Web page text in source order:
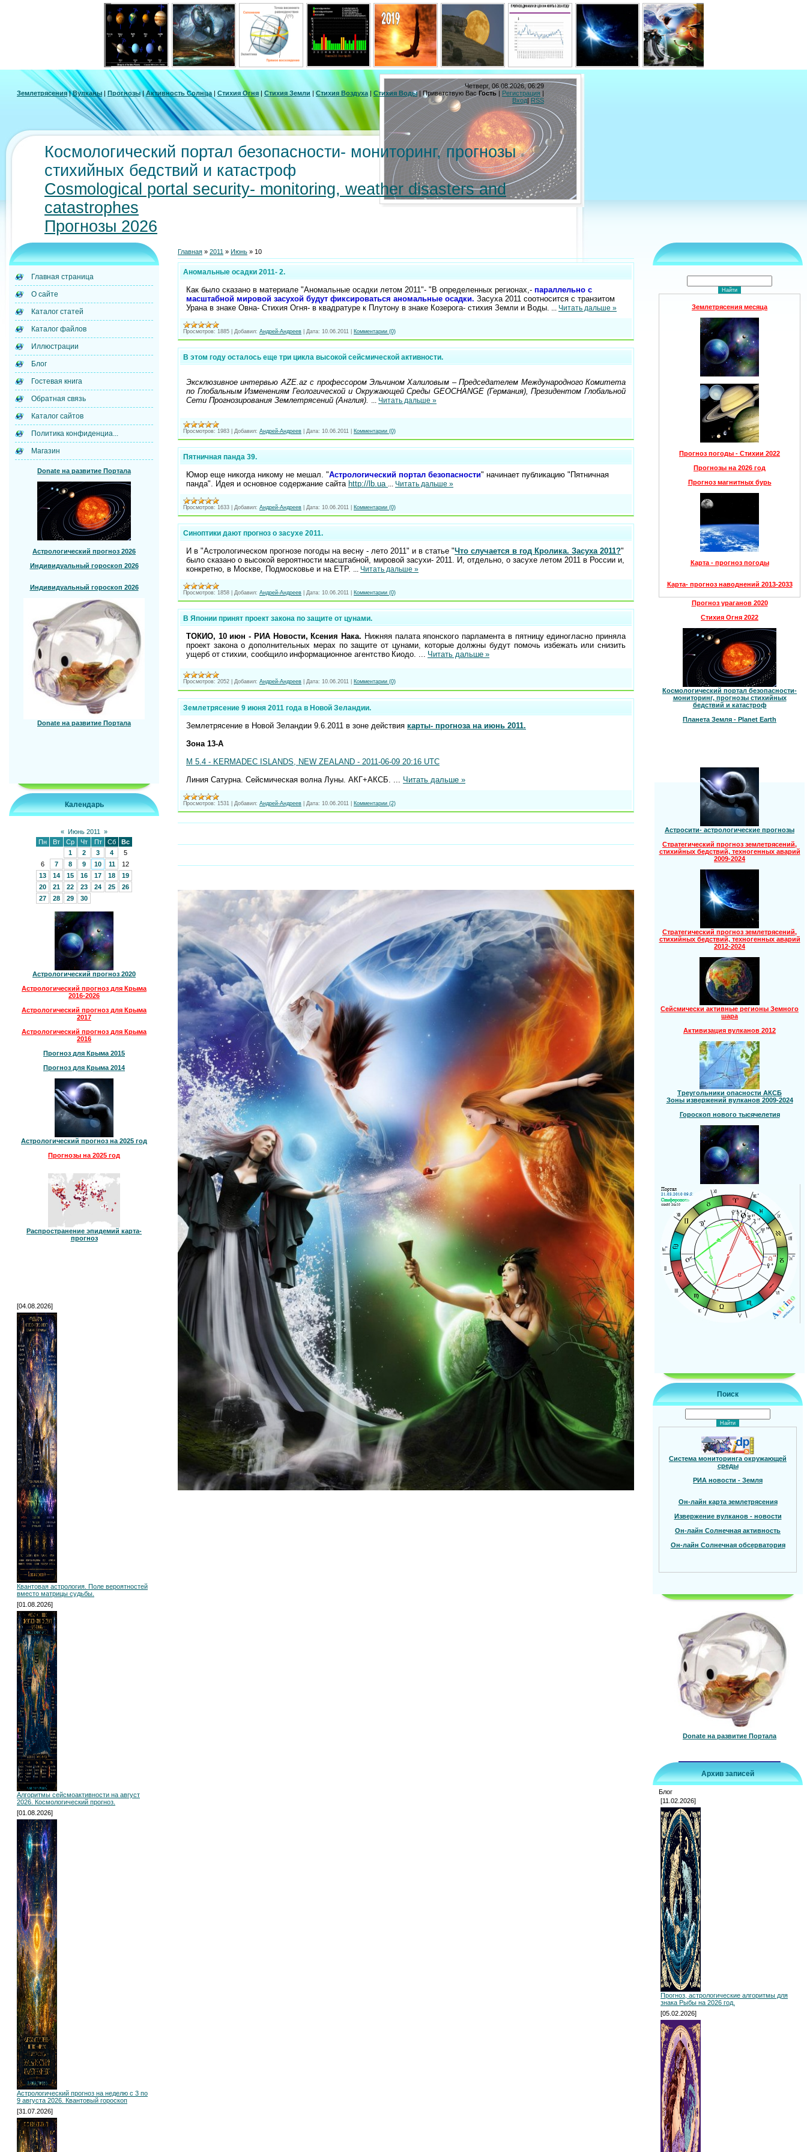
Четверг, 06.08.2026, 06:29
Землетрясения|Вулканы | Прогнозы|Активность Солнца | Стихия Огня | Стихия Земли |Стихия Воздуха | Стихия Воды| Приветствую Вас Гость | Регистрация |
Вход| RSS
Космологический портал безопасности- мониторинг, прогнозы
стихийных бедствий и катастроф
Cosmological portal security- monitoring, weather disasters and
catastrophes
Прогнозы 2026
Главная страница
О сайте
Каталог статей
Каталог файлов
Иллюстрации
Блог
Гостевая книга
Обратная связь
Каталог сайтов
Политика конфиденциа...
Магазин
Donate на развитие Портала
Астрологический прогноз 2026
Индивидуальный гороскоп 2026
Индивидуальный гороскоп 2026
Donate на развитие Портала
Календарь
« Июнь 2011
»
Пн
Вт Ср Чт Пт Сб
Вс
1
2 3 4
5
6
7 8 9 10 11
12
13
14 15 16 17 18
19
20
21 22 23 24 25
26
27
28 29 30
Астрологический прогноз 2020
Астрологический прогноз для Крыма
2016-2026
Астрологический прогноз для Крыма
2017
Астрологический прогноз для Крыма
2016
Прогноз для Крыма 2015
Прогноз для Крыма 2014
Астрологический прогноз на 2025 год
Прогнозы на 2025 год
Распространение эпидемий карта-
прогноз
[04.08.2026]
Квантовая астрология. Поле вероятностей
вместо матрицы судьбы.
[01.08.2026]
Алгоритмы сейсмоактивности на август
2026. Космологический прогноз.
[01.08.2026]
Астрологический прогноз на неделю с 3 по
9 августа 2026. Квантовый гороскоп
[31.07.2026]
Главная » 2011 » Июнь » 10
Аномальные осадки 2011- 2.
Как было сказано в материале "Аномальные осадки летом 2011"- "В определенных регионах,- параллельно с
масштабной мировой засухой будут фиксироваться аномальные осадки. Засуха 2011 соотносится с транзитом
Урана в знаке Овна- Стихия Огня- в квадратуре к Плутону в знаке Козерога- стихия Земли и Воды.
Читать дальше »
Просмотров: 1885 Добавил: Андрей-Андреев Дата: 10.06.2011 Комментарии (0)
В этом году осталось еще три цикла высокой сейсмической активности.
Эксклюзивное интервью AZE.az с профессором Эльчином Халиловым – Председателем Международного Комитета
по Глобальным Изменениям Геологической и Окружающей Среды GEOCHANGE (Германия), Президентом Глобальной
Сети Прогнозирования Землетрясений (Англия).
Читать дальше »
Просмотров: 1983 Добавил: Андрей-Андреев Дата: 10.06.2011 Комментарии (0)
Пятничная панда 39.
Юмор еще никогда никому не мешал. "Астрологический портал безопасности" начинает публикацию "Пятничная
панда". Идея и основное содержание сайта http://lb.ua Читать дальше »
Просмотров: 1633 Добавил: Андрей-Андреев Дата: 10.06.2011 Комментарии (0)
Синоптики дают прогноз о засухе 2011.
И в "Астрологическом прогнозе погоды на весну - лето 2011" и в статье "Что случается в год Кролика. Засуха 2011?"
было сказано о высокой вероятности масштабной, мировой засухи- 2011. И, отдельно, о засухе летом 2011 в России и,
конкретно, в Москве, Подмосковье и на ЕТР.
Читать дальше »
Просмотров: 1858 Добавил: Андрей-Андреев Дата: 10.06.2011 Комментарии (0)
В Японии принят проект закона по защите от цунами.
ТОКИО, 10 июн - РИА Новости, Ксения Нака. Нижняя палата японского парламента в пятницу единогласно приняла
проект закона о дополнительных мерах по защите от цунами, которые должны будут помочь избежать или снизить
ущерб от стихии, сообщило информационное агентство Киодо.
Читать дальше »
Просмотров: 2052 Добавил: Андрей-Андреев Дата: 10.06.2011 Комментарии (0)
Землетрясение 9 июня 2011 года в Новой Зеландии.
Землетрясение в Новой Зеландии 9.6.2011 в зоне действия карты- прогноза на июнь 2011.
Зона 13-А
M 5.4 - KERMADEC ISLANDS, NEW ZEALAND - 2011-06-09 20:16 UTC
Линия Сатурна. Сейсмическая волна Луны. АКГ+АКСБ.
Читать дальше »
Просмотров: 1531 Добавил: Андрей-Андреев Дата: 10.06.2011 Комментарии (2)
Землетрясения месяца
Прогноз погоды - Стихии 2022
Прогнозы на 2026 год
Прогноз магнитных бурь
Карта - прогноз погоды
Карта- прогноз наводнений 2013-2033
Прогноз ураганов 2020
Стихия Огня 2022
Космологический портал безопасности-
мониторинг, прогнозы стихийных
бедствий и катастроф
Планета Земля - Planet Earth
Астросити- астрологические прогнозы
Стратегический прогноз землетрясений,
стихийных бедствий, техногенных аварий
2009-2024
Стратегический прогноз землетрясений,
стихийных бедствий, техногенных аварий
2012-2024
Сейсмически активные регионы Земного
шара
Активизация вулканов 2012
Треугольники опасности АКСБ
Зоны извержений вулканов 2009-2024
Гороскоп нового тысячелетия
Поиск
Система мониторинга окружающей
среды
РИА новости - Земля
Он-лайн карта землетрясения
Извержение вулканов - новости
Он-лайн Солнечная активность
Он-лайн Солнечная обсерватория
Donate на развитие Портала
Архив записей
Блог
[11.02.2026]
Прогноз, астрологические алгоритмы для
знака Рыбы на 2026 год.
[05.02.2026]